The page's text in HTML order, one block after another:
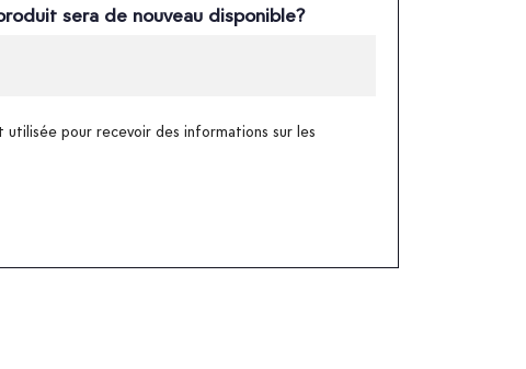
sera de nouveau disponible?
pour recevoir des informations sur les